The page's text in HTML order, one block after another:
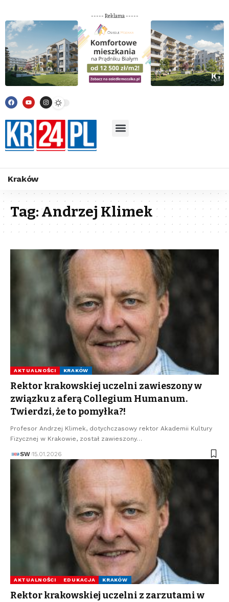
----- Reklama -----
Kraków
Tag:Andrzej Klimek
AKTUALNOŚCI KRAKÓW
Rektor krakowskiej uczelni zawieszony w
związku z aferą Collegium Humanum.
Twierdzi, że to pomyłka?!
Profesor Andrzej Klimek, dotychczasowy rektor Akademii Kultury
Fizycznej w Krakowie, został zawieszony…
SW 15.01.2026
AKTUALNOŚCI EDUKACJA KRAKÓW
Rektor krakowskiej uczelni z zarzutami w